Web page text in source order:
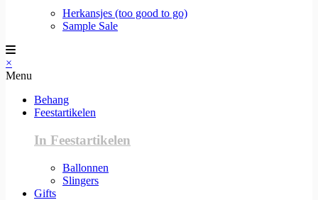
Herkansjes (too good to go)
Sample Sale
×
Menu
Behang
Feestartikelen
In Feestartikelen
Ballonnen
Slingers
Gifts